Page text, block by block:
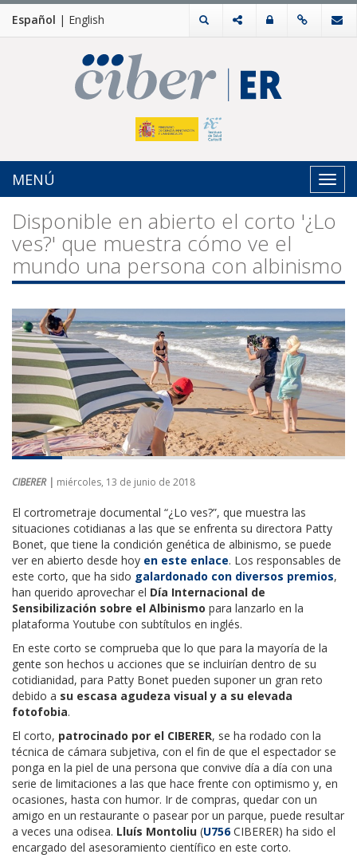
Español | English
MENÚ
Disponible en abierto el corto '¿Lo
ves?' que muestra cómo ve el
mundo una persona con albinismo
CIBERER | miércoles, 13 de junio de 2018
El cortrometraje documental “¿Lo ves?”, que muestra las
situaciones cotidianas a las que se enfrenta su directora Patty
Bonet, que tiene la condición genética de albinismo, se puede
ver en abierto desde hoy en este enlace. Los responsables de
este corto, que ha sido galardonado con diversos premios,
han querido aprovechar el Día Internacional de
Sensibilización sobre el Albinismo para lanzarlo en la
plataforma Youtube con subtítulos en inglés.
En este corto se comprueba que lo que para la mayoría de la
gente son hechos u acciones que se incluirían dentro de su
cotidianidad, para Patty Bonet pueden suponer un gran reto
debido a su escasa agudeza visual y a su elevada
fotofobia.
El corto, patrocinado por el CIBERER, se ha rodado con la
técnica de cámara subjetiva, con el fin de que el espectador se
ponga en la piel de una persona que convive día a día con una
serie de limitaciones a las que hace frente con optimismo y, en
ocasiones, hasta con humor. Ir de compras, quedar con un
amigo en un restaurante o pasear por un parque, puede resultar
a veces una odisea. Lluís Montoliu (U756CIBERER) ha sido el
encargado del asesoramiento científico en este corto.